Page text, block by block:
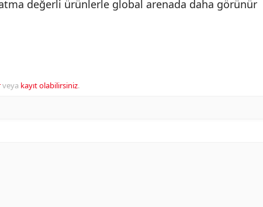
değerli ürünlerle global arenada daha görünür
veya kayıt olabilirsiniz.